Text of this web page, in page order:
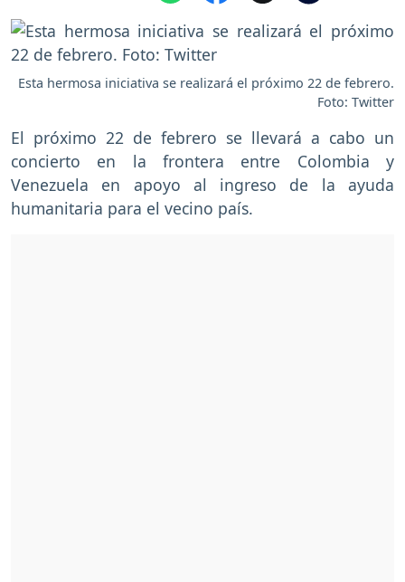
Esta hermosa iniciativa se realizará el próximo 22 de febrero.
Foto: Twitter
El próximo 22 de febrero se llevará a cabo un
concierto en la frontera entre Colombia y
Venezuela en apoyo al ingreso de la ayuda
humanitaria para el vecino país.